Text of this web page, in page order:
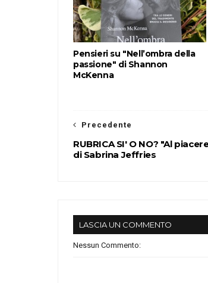
Pensieri su "Nell’ombra della
passione" di Shannon
McKenna
Precedente
RUBRICA SI' O NO? "Al
di Sabrina Jeffries
LASCIA UN COMMENTO
Nessun Commento: